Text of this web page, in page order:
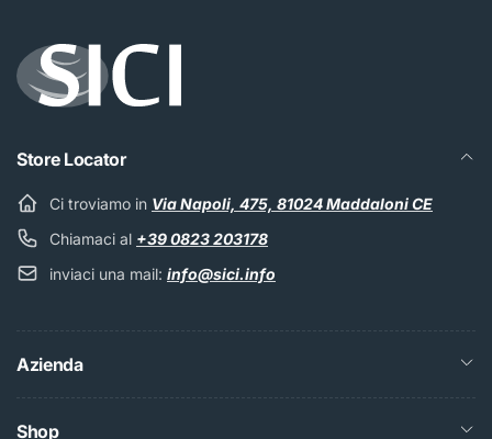
Store Locator
Ci troviamo in Via Napoli, 475, 81024 Maddaloni CE
Chiamaci al +39 0823 203178
inviaci una mail: info@sici.info
Azienda
Shop